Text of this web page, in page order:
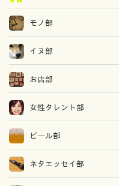
モノ部
イヌ部
お店部
女性タレント部
ビール部
ネタエッセイ部